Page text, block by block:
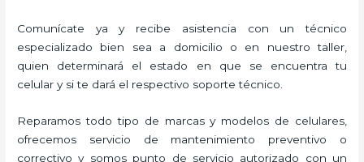
Comunícate ya y recibe asistencia con un técnico
especializado bien sea a domicilio o en nuestro taller,
quien determinará el estado en que se encuentra tu
celular y si te dará el respectivo soporte técnico.
Reparamos todo tipo de marcas y modelos de celulares,
ofrecemos servicio de mantenimiento preventivo o
correctivo y somos punto de servicio autorizado con un